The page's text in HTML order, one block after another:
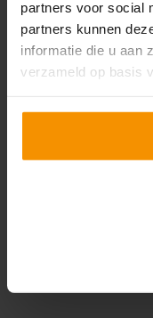
partners voor social
partners kunnen
informatie die u aan
verzameld op basis
begeleiden bij
Snel schakelen en
bespaar je flink,
overzicht over
doublures, bied
JE